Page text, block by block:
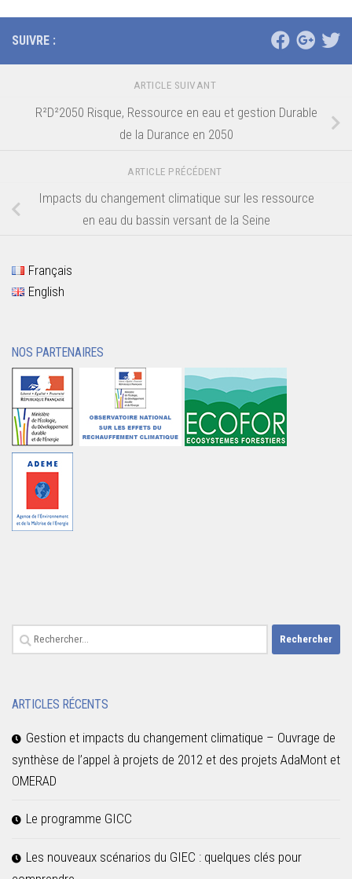
SUIVRE :
ARTICLE SUIVANT
R²D²2050 Risque, Ressource en eau et gestion Durable
de la Durance en 2050
ARTICLE PRÉCÉDENT
Impacts du changement climatique sur les ressource
en eau du bassin versant de la Seine
Français
English
NOS PARTENAIRES
Rechercher :
ARTICLES RÉCENTS
Gestion et impacts du changement climatique – Ouvrage de
synthèse de l’appel à projets de 2012 et des projets AdaMont et
OMERAD
Le programme GICC
Les nouveaux scénarios du GIEC : quelques clés pour